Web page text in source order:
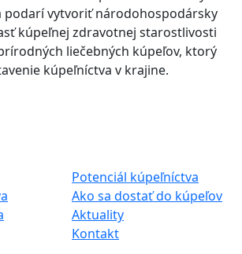
podarí vytvoriť národohospodársky
kúpeľnej zdravotnej starostlivosti
liečebných kúpeľov, ktorý
kúpeľníctva v krajine.
Potenciál kúpeľníctva
Ako sa dostať do kúpeľov
Aktuality
Kontakt